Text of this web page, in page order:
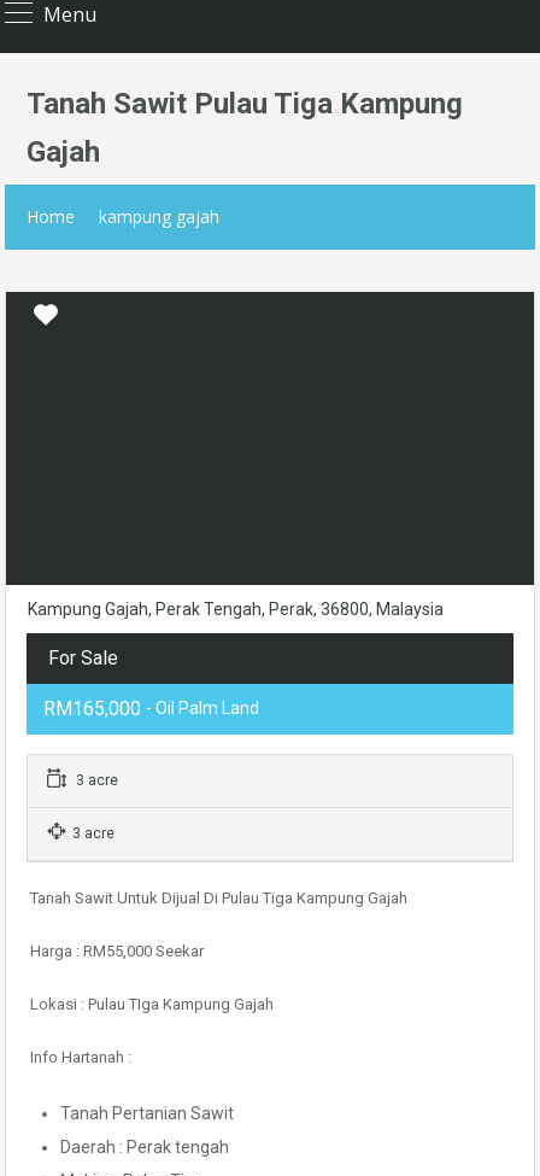
Menu
Tanah Sawit Pulau Tiga Kampung
Gajah
Home kampung gajah
Kampung Gajah, Perak Tengah, Perak, 36800, Malaysia
For Sale
RM165,000 - Oil Palm Land
3 acre
3 acre
Tanah Sawit Untuk Dijual Di Pulau Tiga Kampung Gajah
Harga : RM55,000 Seekar
Lokasi : Pulau TIga Kampung Gajah
Info Hartanah :
Tanah Pertanian Sawit
Daerah : Perak tengah